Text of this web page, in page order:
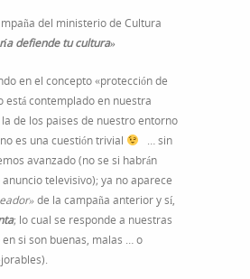
del ministerio de Cultura
defiende tu cultura»
en el concepto «protección de
está contemplado en nuestra
de los paises de nuestro entorno
es una cuestión trivial
… sin
avanzado (no se si habrán
televisivo); ya no aparece
de la campaña anterior y sí,
; lo cual se responde a nuestras
si son buenas, malas … o